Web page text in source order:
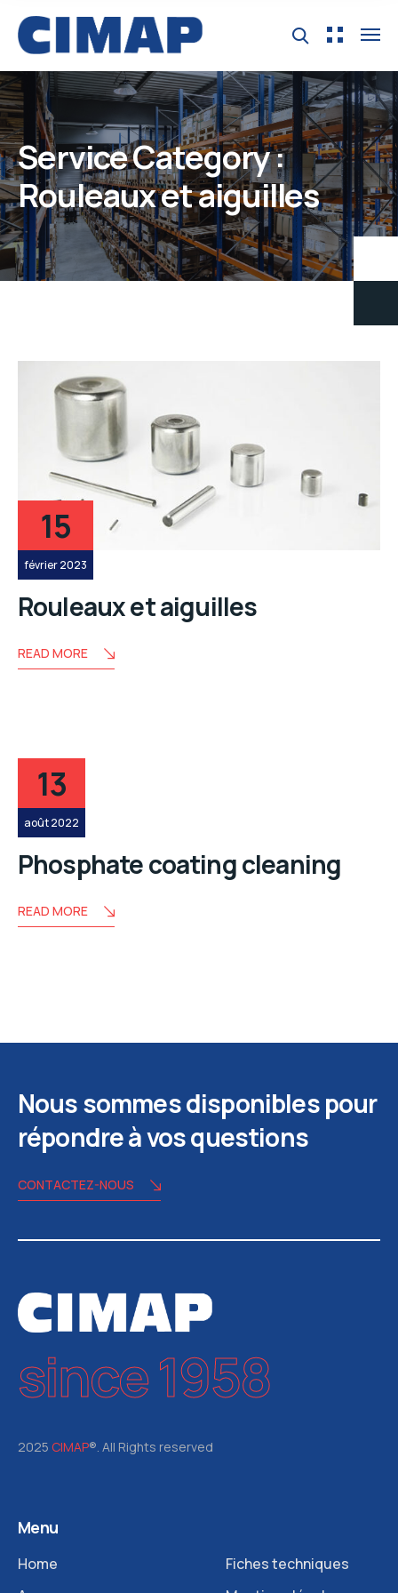
Service Category :
Rouleaux et aiguilles
15
février 2023
Rouleaux et aiguilles
READ MORE
13
août 2022
Phosphate coating cleaning
READ MORE
Nous sommes disponibles pour
répondre à vos questions
CONTACTEZ-NOUS
since 1958
2025 CIMAP®. All Rights reserved
Menu
Home
Fiches techniques